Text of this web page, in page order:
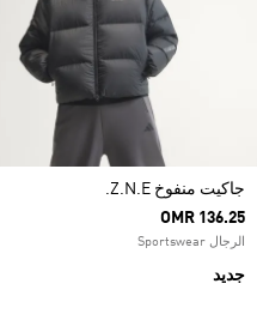
جاكيت منفوخ Z.N.E.
OMR 136.25
الرجال Sportswear
جديد